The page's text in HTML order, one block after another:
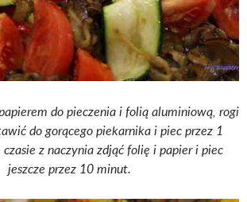
do pieczenia i folią aluminiową, rogi
do gorącego piekarnika i piec przez 1
z naczynia zdjąć folię i papier i piec
jeszcze przez 10 minut.